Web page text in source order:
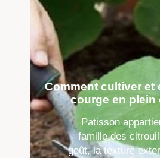
Comment cultiver et
courge en plein
Patisson
famille des
goût, la texture